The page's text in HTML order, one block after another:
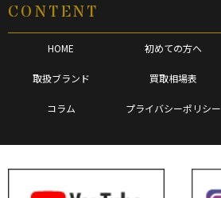
CONTENT
HOME 初めての方へ
取扱ブランド 買取相場表
コラム プライバシーポリシー